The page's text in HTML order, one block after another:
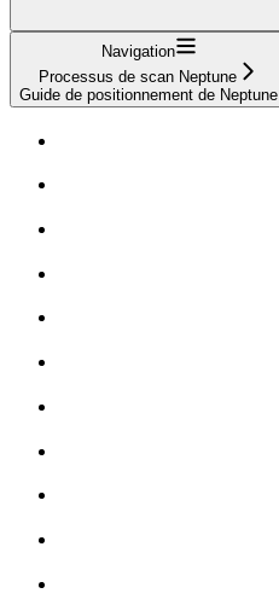
Navigation
Processus de scan Neptune
Guide de positionnement de Neptune